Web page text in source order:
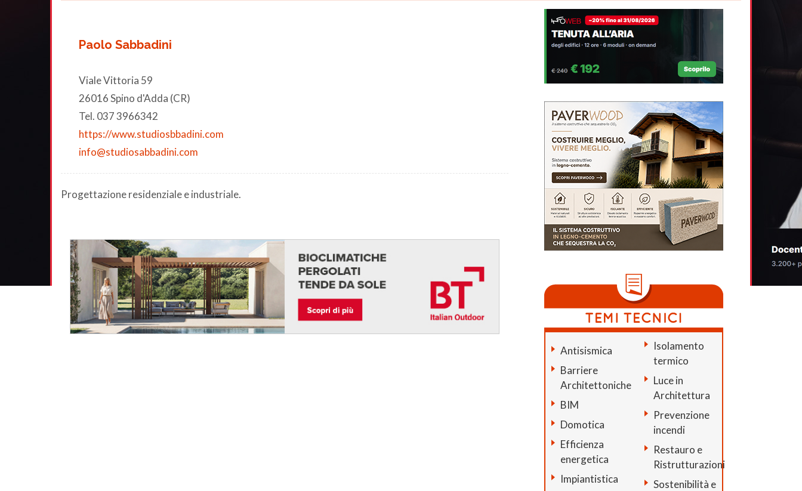
Paolo Sabbadini
Viale Vittoria 59
26016 Spino d'Adda (CR)
Tel. 037 3966342
https://www.studiosbbadini.com
info@studiosabbadini.com
Progettazione residenziale e industriale.
Antisismica
Barriere
Architettoniche
BIM
Domotica
Efficienza
energetica
Impiantistica
Isolamento
termico
Luce in
Architettura
Prevenzione
incendi
Restauro e
Ristrutturazioni
Sostenibilità e